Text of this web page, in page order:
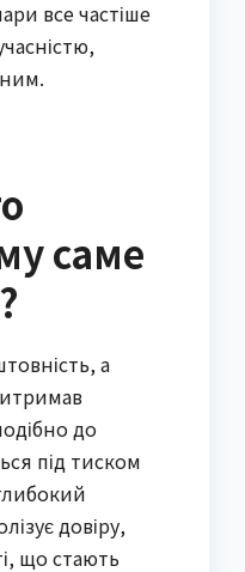
все частіше
саме
а
до
під тиском
довіру,
що стають